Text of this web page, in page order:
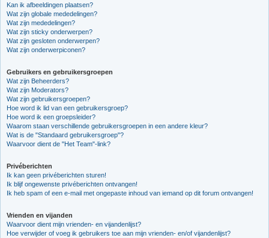
Kan ik afbeeldingen plaatsen?
Wat zijn globale mededelingen?
Wat zijn mededelingen?
Wat zijn sticky onderwerpen?
Wat zijn gesloten onderwerpen?
Wat zijn onderwerpiconen?
Gebruikers en gebruikersgroepen
Wat zijn Beheerders?
Wat zijn Moderators?
Wat zijn gebruikersgroepen?
Hoe word ik lid van een gebruikersgroep?
Hoe word ik een groepsleider?
Waarom staan verschillende gebruikersgroepen in een andere kleur?
Wat is de "Standaard gebruikersgroep"?
Waarvoor dient de "Het Team"-link?
Privéberichten
Ik kan geen privéberichten sturen!
Ik blijf ongewenste privéberichten ontvangen!
Ik heb spam of een e-mail met ongepaste inhoud van iemand op dit forum ontvangen!
Vrienden en vijanden
Waarvoor dient mijn vrienden- en vijandenlijst?
Hoe verwijder of voeg ik gebruikers toe aan mijn vrienden- en/of vijandenlijst?